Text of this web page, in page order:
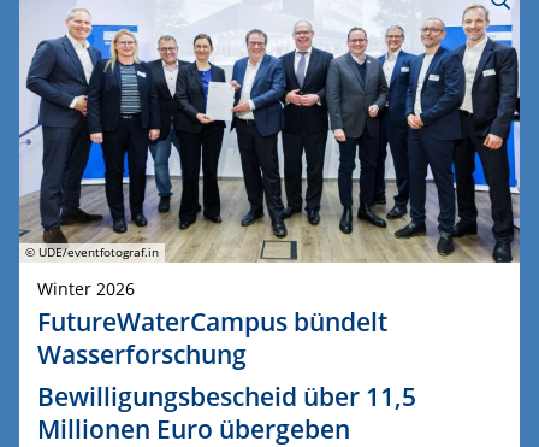
© UDE/eventfotograf.in
Winter 2026
FutureWaterCampus bündelt
Wasserforschung
Bewilligungsbescheid über 11,5
Millionen Euro übergeben